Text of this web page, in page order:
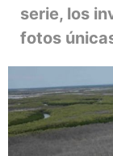
serie, los
fotos